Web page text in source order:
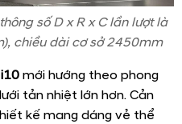
số D x R x C lần lượt là
chiều dài cơ sở 2450mm
mới hướng theo phong
tản nhiệt lớn hơn. Cản
kế mang dáng vẻ thể